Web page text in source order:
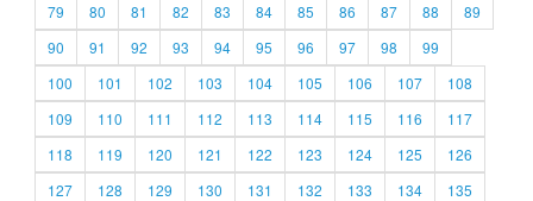
79
80 81 82 83 84 85 86 87 88
89
90
91 92 93 94 95 96 97 98
99
100
101 102 103 104 105 106 107
108
109
110 111 112 113 114 115 116
117
118
119 120 121 122 123 124 125
126
127
128 129 130 131 132 133 134
135